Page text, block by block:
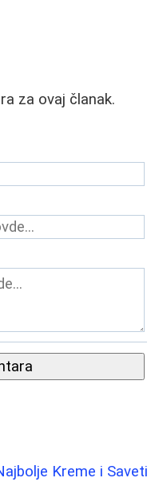
za ovaj članak.
Kreme i Saveti